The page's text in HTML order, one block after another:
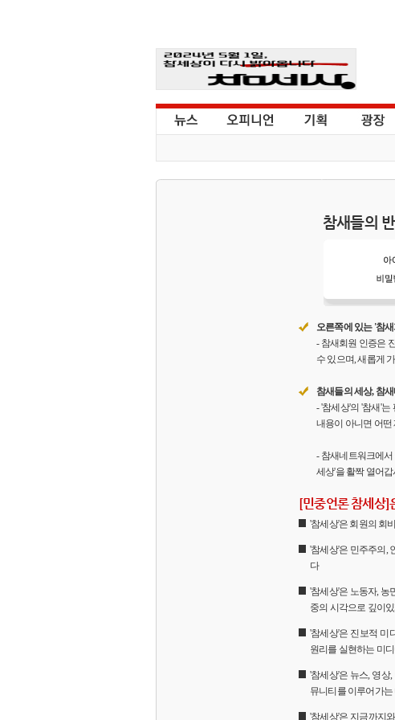
참새들의
오른쪽에 있는 '참
- 참새회원 인증은
수 있으며, 새롭게
참새들의 세상, 참
- '참세상'의 '참새'
내용이 아니면 어떤
- 참새네트워크에
세상'을 활짝 열어갑
[민중언론 참세상]
'참세상'은 회원의 회
'참세상'은 민주주의,
다
'참세상'은 노동자, 농
중의 시각으로 깊이
'참세상'은 진보적 미
원리를 실현하는 미
'참세상'은 뉴스, 영상
뮤니티를 이루어가는
'참세상'은 지금까지